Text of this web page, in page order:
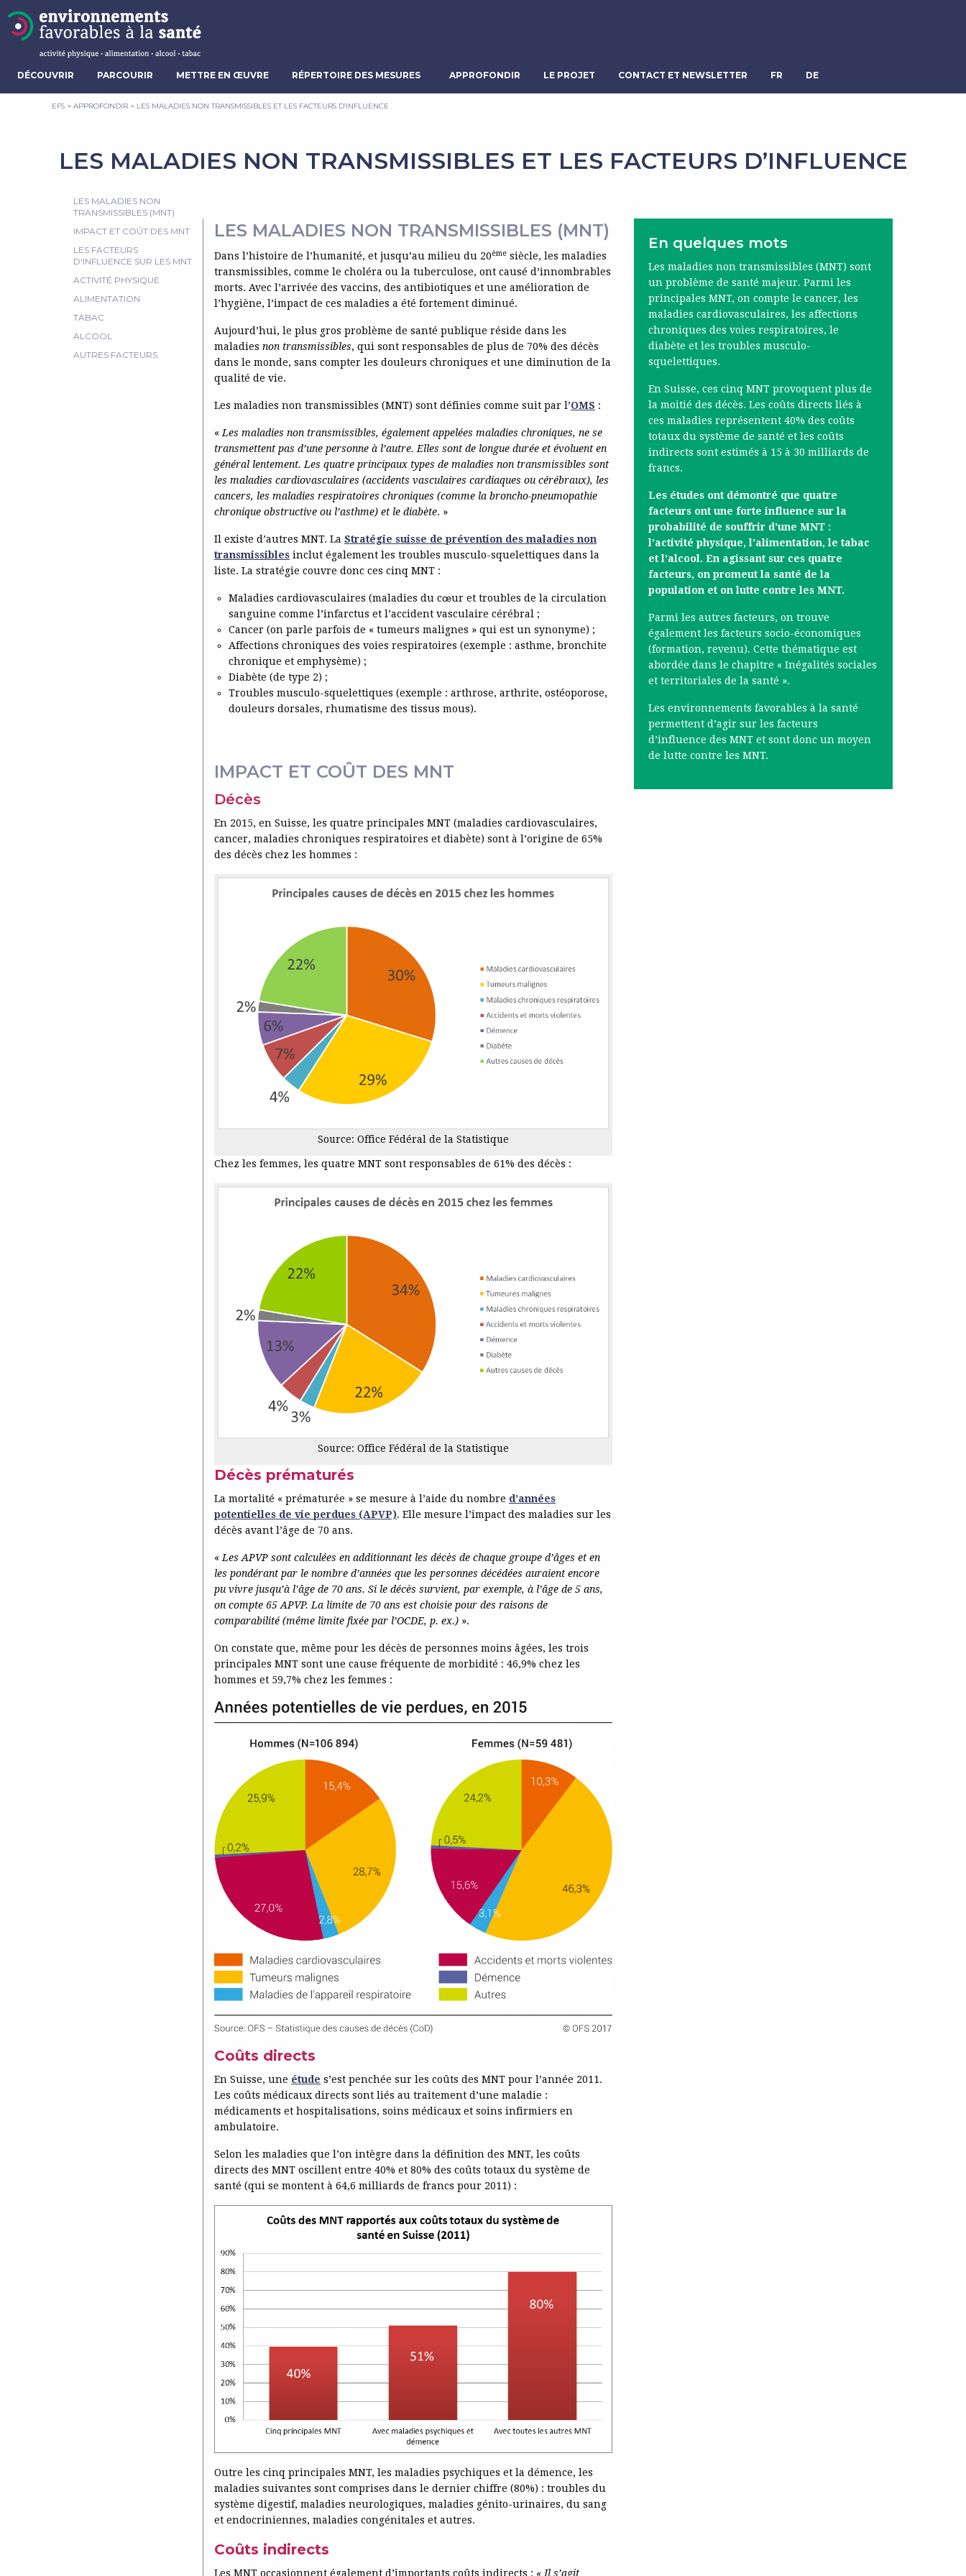
DÉCOUVRIR PARCOURIR METTRE EN ŒUVRE RÉPERTOIRE DES MESURES APPROFONDIR LE PROJET CONTACT ET NEWSLETTER FR DE
EFS > APPROFONDIR > LES MALADIES NON TRANSMISSIBLES ET LES FACTEURS D’INFLUENCE
LES MALADIES NON TRANSMISSIBLES ET LES FACTEURS D’INFLUENCE
LES MALADIES NON
TRANSMISSIBLES (MNT)
IMPACT ET COÛT DES MNT
LES FACTEURS
D'INFLUENCE SUR LES MNT
ACTIVITÉ PHYSIQUE
ALIMENTATION
TABAC
ALCOOL
AUTRES FACTEURS
En quelques mots
Les maladies non transmissibles (MNT) sont
un problème de santé majeur. Parmi les
principales MNT, on compte le cancer, les
maladies cardiovasculaires, les affections
chroniques des voies respiratoires, le
diabète et les troubles musculo-
squelettiques.
En Suisse, ces cinq MNT provoquent plus de
la moitié des décès. Les coûts directs liés à
ces maladies représentent 40% des coûts
totaux du système de santé et les coûts
indirects sont estimés à 15 à 30 milliards de
francs.
Les études ont démontré que quatre
facteurs ont une forte influence sur la
probabilité de souffrir d’une MNT :
l’activité physique, l’alimentation, le tabac
et l’alcool. En agissant sur ces quatre
facteurs, on promeut la santé de la
population et on lutte contre les MNT.
Parmi les autres facteurs, on trouve
également les facteurs socio-économiques
(formation, revenu). Cette thématique est
abordée dans le chapitre « Inégalités sociales
et territoriales de la santé ».
Les environnements favorables à la santé
permettent d’agir sur les facteurs
d’influence des MNT et sont donc un moyen
de lutte contre les MNT.
LES MALADIES NON TRANSMISSIBLES (MNT)
Dans l’histoire de l’humanité, et jusqu’au milieu du 20ème siècle, les maladies
transmissibles, comme le choléra ou la tuberculose, ont causé d’innombrables
morts. Avec l’arrivée des vaccins, des antibiotiques et une amélioration de
l’hygiène, l’impact de ces maladies a été fortement diminué.
Aujourd’hui, le plus gros problème de santé publique réside dans les
maladies non transmissibles, qui sont responsables de plus de 70% des décès
dans le monde, sans compter les douleurs chroniques et une diminution de la
qualité de vie.
Les maladies non transmissibles (MNT) sont définies comme suit par l’OMS :
« Les maladies non transmissibles, également appelées maladies chroniques, ne se
transmettent pas d’une personne à l’autre. Elles sont de longue durée et évoluent en
général lentement. Les quatre principaux types de maladies non transmissibles sont
les maladies cardiovasculaires (accidents vasculaires cardiaques ou cérébraux), les
cancers, les maladies respiratoires chroniques (comme la broncho-pneumopathie
chronique obstructive ou l’asthme) et le diabète. »
Il existe d’autres MNT. La Stratégie suisse de prévention des maladies non
transmissibles inclut également les troubles musculo-squelettiques dans la
liste. La stratégie couvre donc ces cinq MNT :
Maladies cardiovasculaires (maladies du cœur et troubles de la circulation
sanguine comme l’infarctus et l’accident vasculaire cérébral ;
Cancer (on parle parfois de « tumeurs malignes » qui est un synonyme) ;
Affections chroniques des voies respiratoires (exemple : asthme, bronchite
chronique et emphysème) ;
Diabète (de type 2) ;
Troubles musculo-squelettiques (exemple : arthrose, arthrite, ostéoporose,
douleurs dorsales, rhumatisme des tissus mous).
IMPACT ET COÛT DES MNT
Décès
En 2015, en Suisse, les quatre principales MNT (maladies cardiovasculaires,
cancer, maladies chroniques respiratoires et diabète) sont à l’origine de 65%
des décès chez les hommes :
Source: Office Fédéral de la Statistique
Chez les femmes, les quatre MNT sont responsables de 61% des décès :
Source: Office Fédéral de la Statistique
Décès prématurés
La mortalité « prématurée » se mesure à l’aide du nombre d’années
potentielles de vie perdues (APVP). Elle mesure l’impact des maladies sur les
décès avant l’âge de 70 ans.
« Les APVP sont calculées en additionnant les décès de chaque groupe d’âges et en
les pondérant par le nombre d’années que les personnes décédées auraient encore
pu vivre jusqu’à l’âge de 70 ans. Si le décès survient, par exemple, à l’âge de 5 ans,
on compte 65 APVP. La limite de 70 ans est choisie pour des raisons de
comparabilité (même limite fixée par l’OCDE, p. ex.) ».
On constate que, même pour les décès de personnes moins âgées, les trois
principales MNT sont une cause fréquente de morbidité : 46,9% chez les
hommes et 59,7% chez les femmes :
Coûts directs
En Suisse, une étude s’est penchée sur les coûts des MNT pour l’année 2011.
Les coûts médicaux directs sont liés au traitement d’une maladie :
médicaments et hospitalisations, soins médicaux et soins infirmiers en
ambulatoire.
Selon les maladies que l’on intègre dans la définition des MNT, les coûts
directs des MNT oscillent entre 40% et 80% des coûts totaux du système de
santé (qui se montent à 64,6 milliards de francs pour 2011) :
Outre les cinq principales MNT, les maladies psychiques et la démence, les
maladies suivantes sont comprises dans le dernier chiffre (80%) : troubles du
système digestif, maladies neurologiques, maladies génito-urinaires, du sang
et endocriniennes, maladies congénitales et autres.
Coûts indirects
Les MNT occasionnent également d’importants coûts indirects : « Il s’agit